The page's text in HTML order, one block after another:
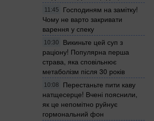
11:45
Господиням на замітку!
Чому не варто закривати
варення у спеку
10:30
Викиньте цей суп з
раціону! Популярна перша
страва, яка сповільнює
метаболізм після 30 років
10:08
Перестаньте пити каву
натщесерце! Вчені пояснили,
як це непомітно руйнує
гормональний фон